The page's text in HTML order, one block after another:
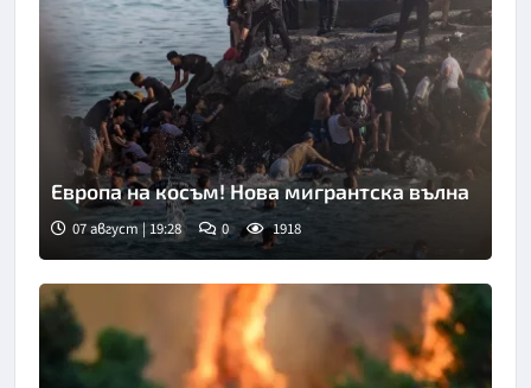
Снимка: Асошиейтед прес
Европа на косъм! Нова мигрантска вълна
07 август | 19:28 0 1918